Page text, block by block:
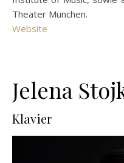
Theater München.
Website
Jelena
Klavier